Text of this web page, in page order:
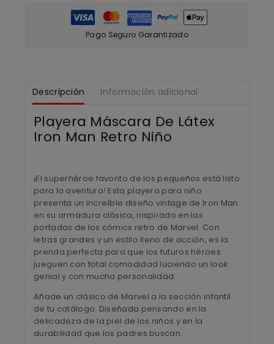
Pago Seguro Garantizado
Descripción Información adicional
Playera Máscara De Látex
Iron Man Retro Niño
¡El superhéroe favorito de los pequeños está listo
para la aventura! Esta playera para niño
presenta un increíble diseño vintage de Iron Man
en su armadura clásica, inspirado en las
portadas de los cómics retro de Marvel. Con
letras grandes y un estilo lleno de acción, es la
prenda perfecta para que los futuros héroes
jueguen con total comodidad luciendo un look
genial y con mucha personalidad.
Añade un clásico de Marvel a la sección infantil
de tu catálogo. Diseñada pensando en la
delicadeza de la piel de los niños y en la
durabilidad que los padres buscan.